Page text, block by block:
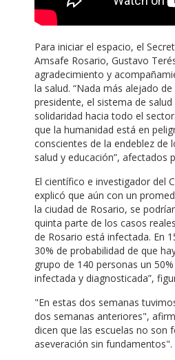
Para iniciar el espacio, el
Amsafe Rosario, Gustavo
agradecimiento y
la salud. “Nada más alejado
presidente, el sistema de
solidaridad hacia todo el
que la humanidad está en
conscientes de la endeblez de
salud y educación”, afectados
El científico e investigador del
explicó que aún con un
la ciudad de Rosario, se
quinta parte de los casos
de Rosario está infectada. En
30% de probabilidad de que
grupo de 140 personas un
infectada y diagnosticada”,
"En estas dos semanas
dos semanas anteriores",
dicen que las escuelas no son
aseveración sin fundamentos".